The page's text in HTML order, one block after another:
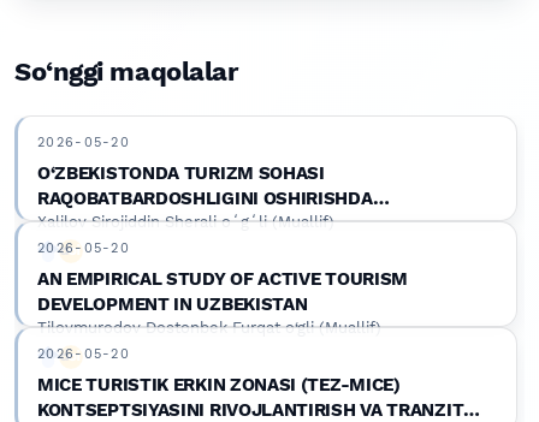
So‘nggi maqolalar
Xalilov Sirojiddin Sherali oʻgʻli (Muallif)
Google Scholar
DOI
2026-05-20
O‘ZBEKISTONDA TURIZM SOHASI
RAQOBATBARDOSHLIGINI OSHIRISHDA
MAVSUMIYLIK OMILLARINING TA’SIRI
Tilovmurodov Dostonbek Furqat o‘gli (Muallif)
Google Scholar
DOI
2026-05-20
AN EMPIRICAL STUDY OF ACTIVE TOURISM
DEVELOPMENT IN UZBEKISTAN
2026-05-20
MICE TURISTIK ERKIN ZONASI (TEZ-MICE)
KONTSEPTSIYASINI RIVOJLANTIRISH VA TRANZIT